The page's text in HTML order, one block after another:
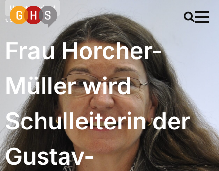
Uncategorized
1. September 2009
Frau Horcher-
Müller wird
Schulleiterin der
Gustav-